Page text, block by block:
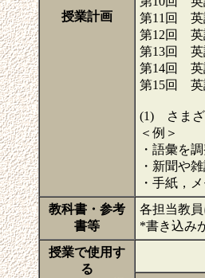
授業計画
第11回 英
第12回 英
第13回 英
第14回 英
第15回 英
(1) さまざ
＜例＞
・語彙を
・新聞や
・手紙，
教科書・参考
書等
各担当教員
*書き込み
授業で使用す
る